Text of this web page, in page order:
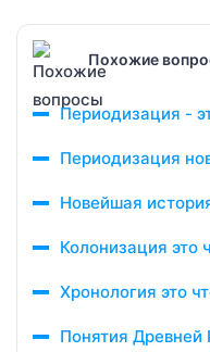
Похожие
Периодизация -
Периодизация
Новейшая
Колонизация это
Хронология это
Понятия Древней